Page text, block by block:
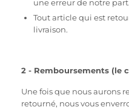
une erreur de notre part.
Tout article qui est
livraison.
2 - Remboursements (le
Une fois que nous aurons
retourné, nous vous